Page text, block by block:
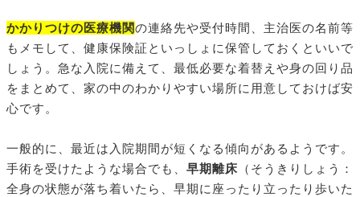
かかりつけの医療機関の連絡先や受付時間、主治医の名前等
もメモして、健康保険証といっしょに保管しておくといいで
しょう。急な入院に備えて、最低必要な着替えや身の回り品
をまとめて、家の中のわかりやすい場所に用意しておけば安
心です。
一般的に、最近は入院期間が短くなる傾向があるようです。
手術を受けたような場合でも、 早期離床 （そうきりしょう：
全身の状態が落ち着いたら、早期に座ったり立ったり歩いた